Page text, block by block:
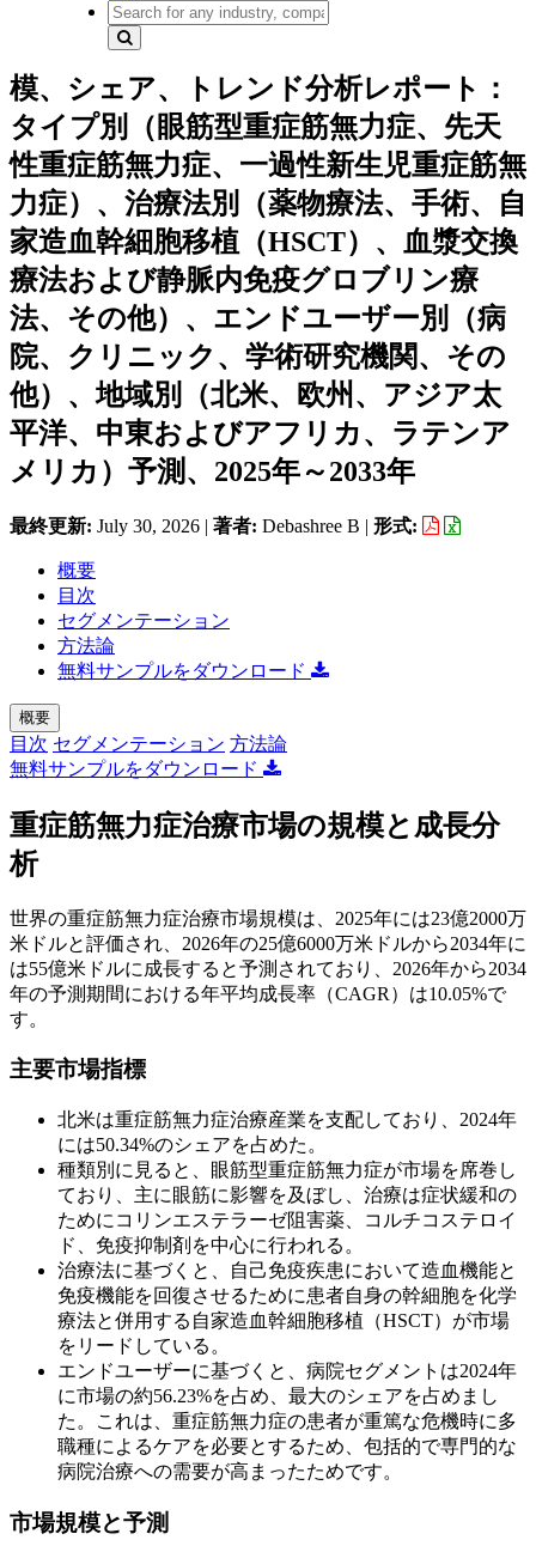
模、シェア、トレンド分析レポート：
タイプ別（眼筋型重症筋無力症、先天
性重症筋無力症、一過性新生児重症筋無
力症）、治療法別（薬物療法、手術、自
家造血幹細胞移植（HSCT）、血漿交換
療法および静脈内免疫グロブリン療
法、その他）、エンドユーザー別（病
院、クリニック、学術研究機関、その
他）、地域別（北米、欧州、アジア太
平洋、中東およびアフリカ、ラテンア
メリカ）予測、2025年～2033年
最終更新: July 30, 2026 | 著者: Debashree B | 形式:
概要
目次
セグメンテーション
方法論
無料サンプルをダウンロード
概要
目次 セグメンテーション 方法論
無料サンプルをダウンロード
重症筋無力症治療市場の規模と成長分
析
世界の重症筋無力症治療市場規模は、2025年には23億2000万
米ドルと評価され、2026年の25億6000万米ドルから2034年に
は55億米ドルに成長すると予測されており、2026年から2034
年の予測期間における年平均成長率（CAGR）は10.05%で
す。
主要市場指標
北米は重症筋無力症治療産業を支配しており、2024年
には50.34%のシェアを占めた。
種類別に見ると、眼筋型重症筋無力症が市場を席巻し
ており、主に眼筋に影響を及ぼし、治療は症状緩和の
ためにコリンエステラーゼ阻害薬、コルチコステロイ
ド、免疫抑制剤を中心に行われる。
治療法に基づくと、自己免疫疾患において造血機能と
免疫機能を回復させるために患者自身の幹細胞を化学
療法と併用する自家造血幹細胞移植（HSCT）が市場
をリードしている。
エンドユーザーに基づくと、病院セグメントは2024年
に市場の約56.23%を占め、最大のシェアを占めまし
た。これは、重症筋無力症の患者が重篤な危機時に多
職種によるケアを必要とするため、包括的で専門的な
病院治療への需要が高まったためです。
市場規模と予測